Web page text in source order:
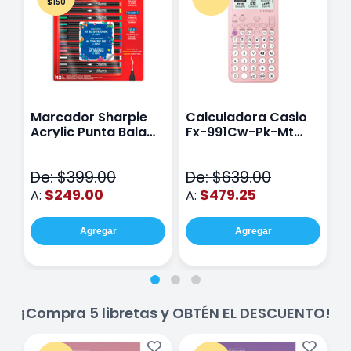
Marcador Sharpie
Acrylic Punta Bala
De: $399.00
A: $249.00
Agregar
Calculadora Casio
Fx-991Cw-Pk-Mt
De: $639.00
A: $479.25
Agregar
¡Compra 5 libretas y OBTÉN EL DESCUENTO!